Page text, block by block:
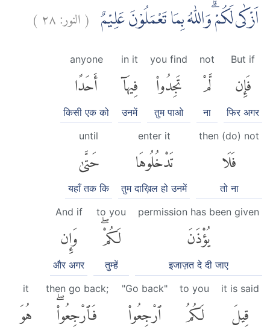
اَزْكٰى لَكُمْ ۗوَاللّٰهُ بِمَا تَعْمَلُوْنَ عَلِيْمٌ (النور:٢٨)
But if
فَإِن
फिर अगर
not
لَّمْ
ना
you find
تَجِدُوا۟
तुम पाओ
in it
فِيهَآ
उनमें
anyone
أَحَدًا
किसी एक को
then (do) not
فَلَا
तो ना
enter it
تَدْخُلُوهَا
तुम दाख़िल हो उनमें
until
حَتَّىٰ
यहाँ तक कि
permission has been given
يُؤْذَنَ
इजाज़त दे दी जाए
to you
لَكُمْۖ
तुम्हें
And if
وَإِن
और अगर
it is said
قِيلَ
to you
لَكُمُ
"Go back"
ٱرْجِعُوا۟
then go back;
فَٱرْجِعُوا۟ۖ
it
هُوَ